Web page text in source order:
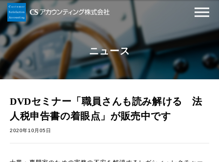
ニュース
DVDセミナー「職員さんも読み解ける 法
人税申告書の着眼点」が販売中です
2020年10月05日